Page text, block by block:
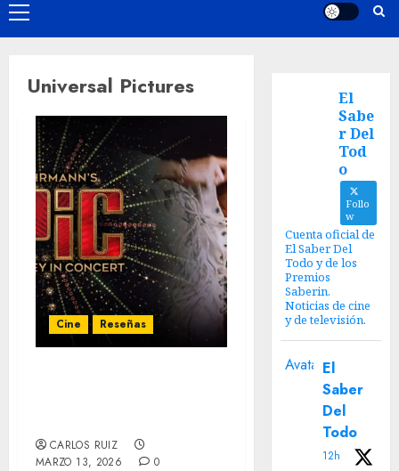
Universal Pictures
Cine Reseñas
CARLOS RUIZ
MARZO 13, 2026
0
El
Sabe
r Del
Tod
o
Follo
w
Cuenta oficial de
El Saber Del
Todo y de los
Premios
Saberin.
Noticias de cine
y de televisión.
Avatar El
Saber
Del
Todo
12h